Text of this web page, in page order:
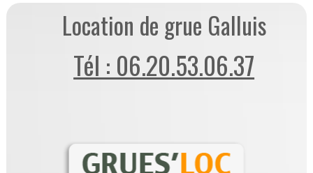
Location de grue Galluis
Tél : 06.20.53.06.37